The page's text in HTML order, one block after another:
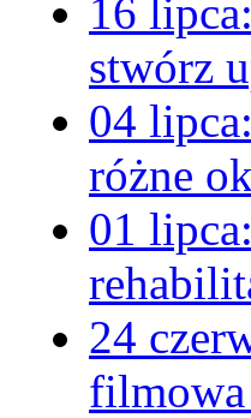
16 lipca:
stwórz
04 lipca:
różne
01 lipca:
24
filmowa